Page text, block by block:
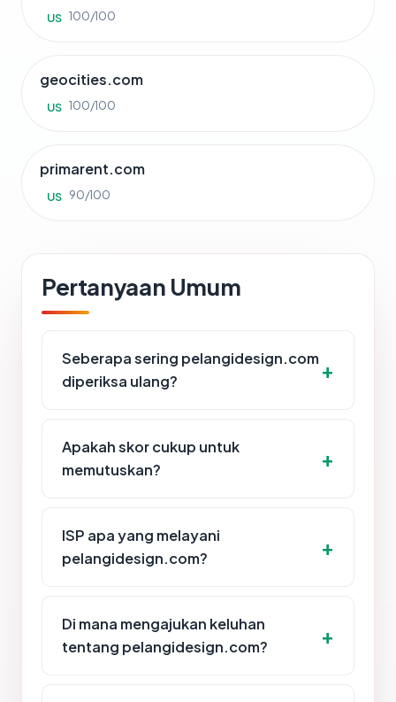
US 100/100
geocities.com
US 100/100
primarent.com
US 90/100
Pertanyaan Umum
Seberapa sering pelangidesign.com
diperiksa ulang?
Apakah skor cukup untuk
memutuskan?
ISP apa yang melayani
pelangidesign.com?
Di mana mengajukan keluhan
tentang pelangidesign.com?